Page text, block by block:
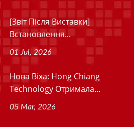
[Звіт Після Виставки]
Встановлення...
01 Jul, 2026
Нова Віхa: Hong Chiang
Technology Отримала...
05 Mar, 2026